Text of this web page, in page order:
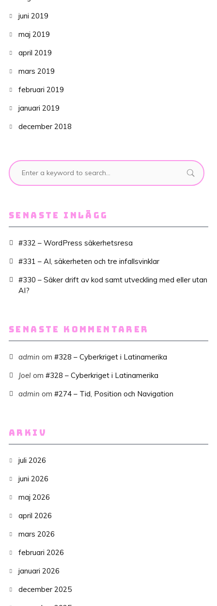
juni 2019
maj 2019
april 2019
mars 2019
februari 2019
januari 2019
december 2018
SENASTE INLÄGG
#332 – WordPress säkerhetsresa
#331 – AI, säkerheten och tre infallsvinklar
#330 – Säker drift av kod samt utveckling med eller utan
AI?
SENASTE KOMMENTARER
admin om #328 – Cyberkriget i Latinamerika
Joel om #328 – Cyberkriget i Latinamerika
admin om #274 – Tid, Position och Navigation
ARKIV
juli 2026
juni 2026
maj 2026
april 2026
mars 2026
februari 2026
januari 2026
december 2025